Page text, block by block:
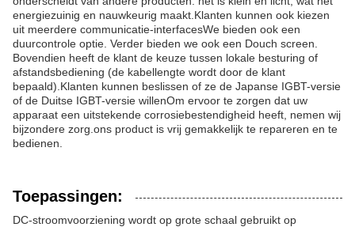
energiezuinig en nauwkeurig maakt.Klanten kunnen ook kiezen
uit meerdere communicatie-interfacesWe bieden ook een
duurcontrole optie. Verder bieden we ook een Douch screen.
Bovendien heeft de klant de keuze tussen lokale besturing of
afstandsbediening (de kabellengte wordt door de klant
bepaald).Klanten kunnen beslissen of ze de Japanse IGBT-versie
of de Duitse IGBT-versie willenOm ervoor te zorgen dat uw
apparaat een uitstekende corrosiebestendigheid heeft, nemen wij
bijzondere zorg.ons product is vrij gemakkelijk te repareren en te
bedienen.
Toepassingen:
DC-stroomvoorziening wordt op grote schaal gebruikt op